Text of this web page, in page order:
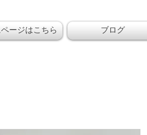
ージはこちら ブログ